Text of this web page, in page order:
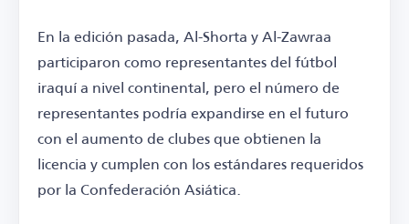
En la edición pasada, Al-Shorta y Al-Zawraa
participaron como representantes del fútbol
iraquí a nivel continental, pero el número de
representantes podría expandirse en el futuro
con el aumento de clubes que obtienen la
licencia y cumplen con los estándares requeridos
por la Confederación Asiática.